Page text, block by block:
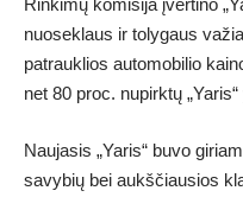
Rinkimų komisija įvertino
nuoseklaus ir tolygaus
patrauklios automobilio
net 80 proc. nupirktų
Naujasis „Yaris“ buvo
savybių bei aukščiausios